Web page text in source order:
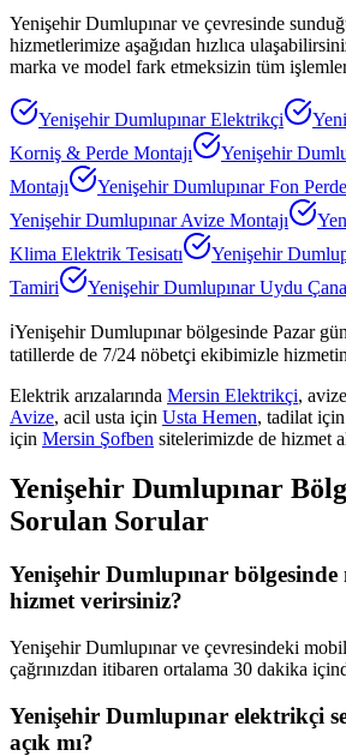
Yenişehir Dumlupınarve çevresinde
hizmetlerimize aşağıdan hızlıca
marka ve model fark etmeksizin tüm
Yenişehir Dumlupınar Elektrikçi
Korniş & Perde Montajı
Yenişehir
Montajı
Yenişehir Dumlupınar Fon
Yenişehir Dumlupınar Avize Montajı
Klima Elektrik Tesisatı
Yenişehir
Tamiri
Yenişehir Dumlupınar Uydu
ℹ️Yenişehir Dumlupınarbölgesinde Pazar
tatillerde de 7/24 nöbetçi ekibimizle
Elektrik arızalarında Mersin Elektrikçi,
Avize, acil usta için Usta Hemen, tadilat için
için Mersin Şofben sitelerimizde de hizmet
Yenişehir Dumlupınar
Sorulan Sorular
Yenişehir Dumlupınar bölgesinde
hizmet verirsiniz?
Yenişehir Dumlupınar ve çevresindeki
çağrınızdan itibaren ortalama 30 dakika
Yenişehir Dumlupınar elektrikçi
açık mı?